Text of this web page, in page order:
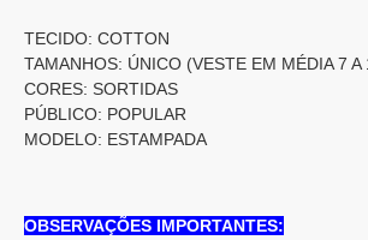
TECIDO: COTTON
TAMANHOS: ÚNICO (VESTE EM MÉDIA 7 A
CORES: SORTIDAS
PÚBLICO: POPULAR
MODELO: ESTAMPADA
OBSERVAÇÕES IMPORTANTES: